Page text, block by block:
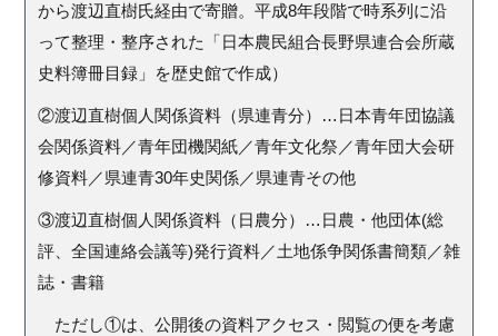
から渡辺直樹氏経由で寄贈。平成8年段階で時系列に沿
って整理・整序された「日本農民組合長野県連合会所蔵
史料簿冊目録」を歴史館で作成）
②渡辺直樹個人関係資料（県連青分）…日本青年団協議
会関係資料／青年団機関紙／青年文化祭／青年団大会研
修資料／県連青30年史関係／県連青その他
③渡辺直樹個人関係資料（日農分）…日農・他団体(総
評、全国連絡会議等)発行資料／土地係争関係書簡類／雑
誌・書籍
ただし①は、公開後の資料アクセス・閲覧の便を考慮